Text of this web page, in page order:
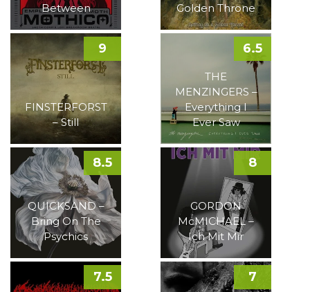
Between
Golden Throne
FINSTERFORST
– Still
9
THE
MENZINGERS –
Everything I
Ever Saw
6.5
QUICKSAND –
Bring On The
Psychics
8.5
GORDON
McMICHAEL –
Ich Mit Mir
8
7.5 7